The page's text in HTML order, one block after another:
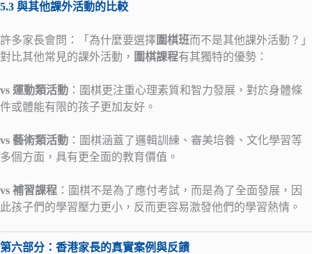
5.3 與其他課外活動的比較
許多家長會問：「為什麼要選擇圍棋班而不是其他課外活動？」
對比其他常見的課外活動， 圍棋課程有其獨特的優勢：
vs 運動類活動 ：圍棋更注重心理素質和智力發展，對於身體條
件或體能有限的孩子更加友好。
vs 藝術類活動 ：圍棋涵蓋了邏輯訓練、審美培養、文化學習等
多個方面，具有更全面的教育價值。
vs 補習課程 ：圍棋不是為了應付考試，而是為了全面發展，因
此孩子們的學習壓力更小，反而更容易激發他們的學習熱情。
第六部分：香港家長的真實案例與反饋